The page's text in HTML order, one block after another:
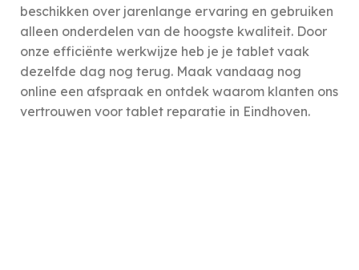
beschikken over jarenlange ervaring en gebruiken
alleen onderdelen van de hoogste kwaliteit. Door
onze efficiënte werkwijze heb je je tablet vaak
dezelfde dag nog terug. Maak vandaag nog
online een afspraak en ontdek waarom klanten ons
vertrouwen voor tablet reparatie in Eindhoven.